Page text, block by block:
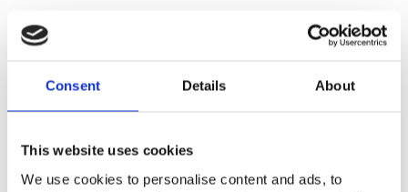
Consent Details About
This website uses cookies
We use cookies to personalise content and ads, to